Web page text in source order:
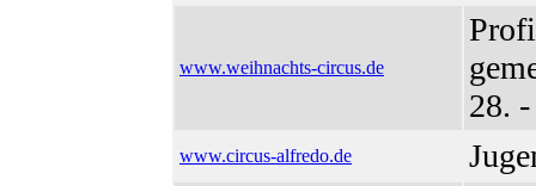
www.weihnachts-circus.de
28.
www.circus-alfredo.de